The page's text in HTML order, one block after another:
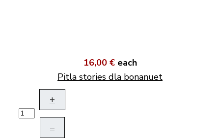
16,00 € each
Pitla stories dla bonanuet
+
–